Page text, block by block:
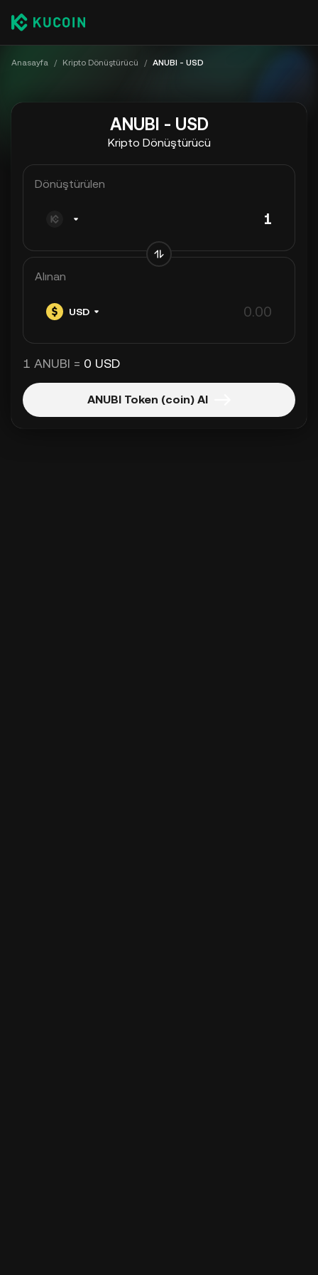
Anasayfa / Kripto Dönüştürücü / ANUBI - USD
ANUBI - USD
Kripto Dönüştürücü
Dönüştürülen
Alınan
USD
1 ANUBI = 0 USD
ANUBI Token (coin) Al